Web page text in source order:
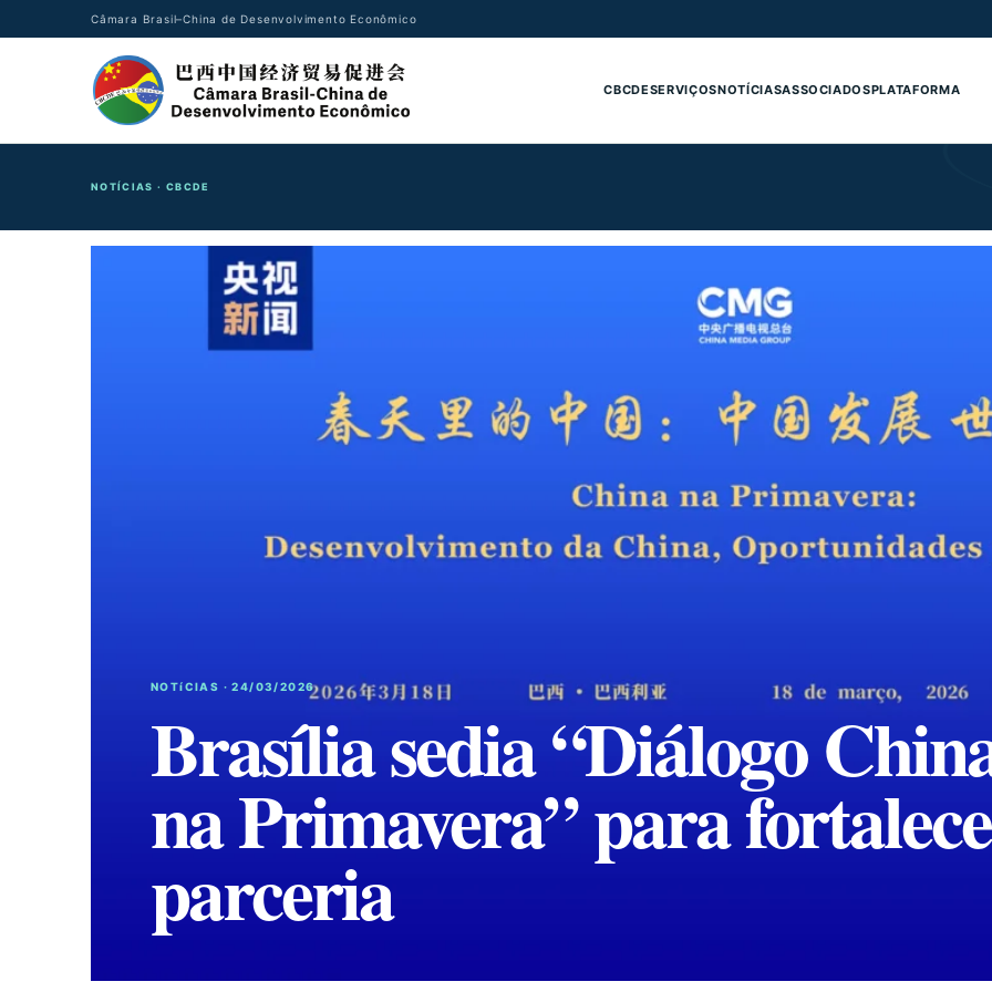
Câmara Brasil–China de Desenvolvimento Econômico
CBCDESERVIÇOSNOTÍCIASASSOCIADOSPLATAFORMA
NOTÍCIAS · CBCDE
NOTíCIAS · 24/03/2026
Brasília sedia “Diálogo
na Primavera” para
parceria